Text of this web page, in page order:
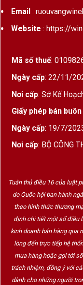
Email :
Website : https://
Mã số thuế:
Ngày cấp: 22/11/
Nơi cấp: Sở Kế
Giấy phép bán
Ngày cấp: 19/7/
Nơi cấp: BỘ CÔNG
Tuân thủ điều 16 của luật
do Quốc hội ban hành
theo hình thức thương
định chi tiết một số điều
kinh doanh bán hàng qua
lòng đến trực tiếp hệ
mua hàng hoặc gọi tới
trách nhiệm, đồng ý với
dành cho những người